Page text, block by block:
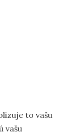
to vašu
vašu